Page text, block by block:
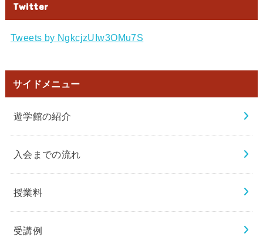
Twitter
Tweets by NgkcjzUIw3OMu7S
サイドメニュー
遊学館の紹介
入会までの流れ
授業料
受講例